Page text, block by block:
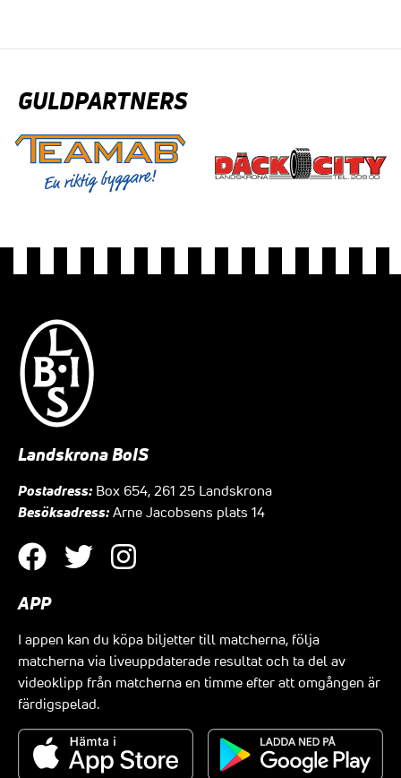
GULDPARTNERS
Landskrona BoIS
Postadress: Box 654, 261 25 Landskrona
Besöksadress: Arne Jacobsens plats 14
APP
I appen kan du köpa biljetter till matcherna, följa
matcherna via liveuppdaterade resultat och ta del av
videoklipp från matcherna en timme efter att omgången är
färdigspelad.